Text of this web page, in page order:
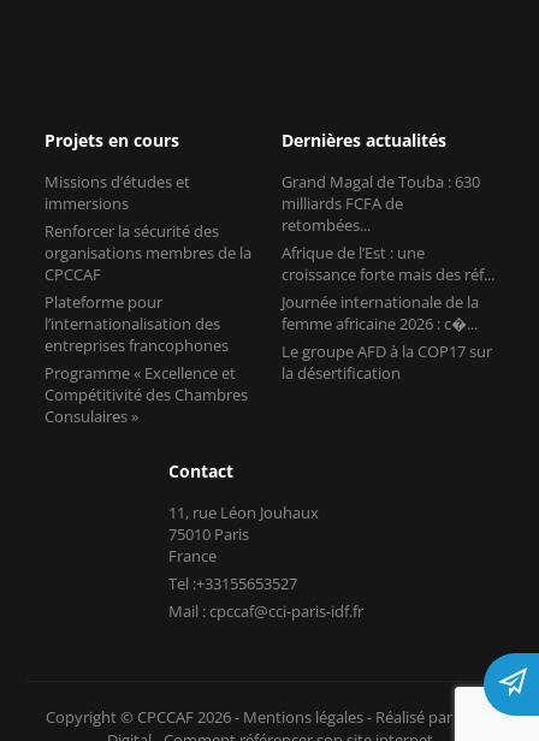
Projets en cours
Missions d’études et
immersions
Renforcer la sécurité des
organisations membres de la
CPCCAF
Plateforme pour
l’internationalisation des
entreprises francophones
Programme « Excellence et
Compétitivité des Chambres
Consulaires »
Dernières actualités
Grand Magal de Touba : 630
milliards FCFA de
retombées...
Afrique de l’Est : une
croissance forte mais des réf...
Journée internationale de la
femme africaine 2026 : c�...
Le groupe AFD à la COP17 sur
la désertification
Contact
11, rue Léon Jouhaux
75010 Paris
France
Tel :+33155653527
Mail : cpccaf@cci-paris-idf.fr
Copyright © CPCCAF 2026 - Mentions légales- Réalisé par Tokiz